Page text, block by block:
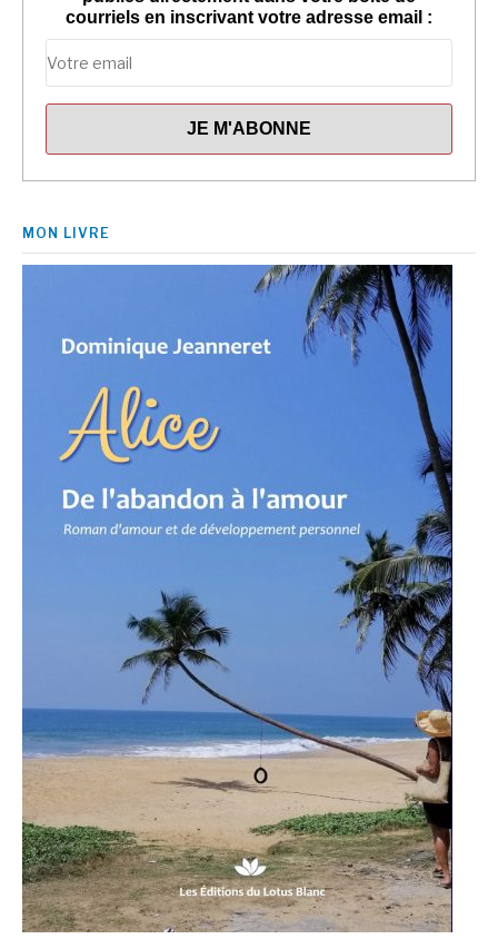
courriels en inscrivant votre adresse email :
MON LIVRE